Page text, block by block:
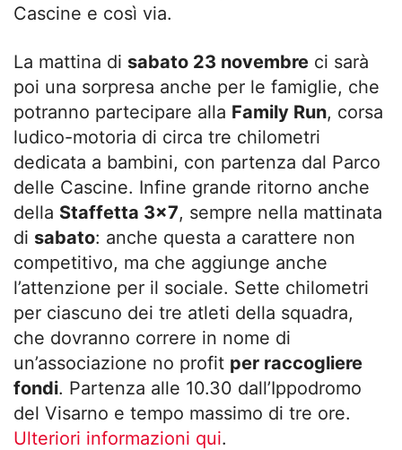
Cascine e così via.
La mattina di sabato 23 novembre ci sarà
poi una sorpresa anche per le famiglie, che
potranno partecipare alla Family Run, corsa
ludico-motoria di circa tre chilometri
dedicata a bambini, con partenza dal Parco
delle Cascine. Infine grande ritorno anche
della Staffetta 3×7, sempre nella mattinata
di sabato: anche questa a carattere non
competitivo, ma che aggiunge anche
l’attenzione per il sociale. Sette chilometri
per ciascuno dei tre atleti della squadra,
che dovranno correre in nome di
un’associazione no profit per raccogliere
fondi. Partenza alle 10.30 dall’Ippodromo
del Visarno e tempo massimo di tre ore.
Ulteriori informazioni qui.